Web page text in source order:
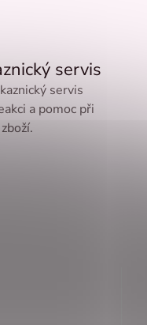
servis
servis
a pomoc při